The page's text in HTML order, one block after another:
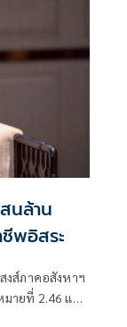
นล้าน
พอิสระ
งส์ภาคอสังหาฯ
ายที่ 2.46 แสน